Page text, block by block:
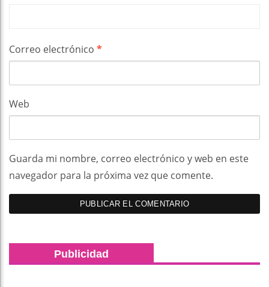
Correo electrónico *
Web
Guarda mi nombre, correo electrónico y web en este
navegador para la próxima vez que comente.
Publicidad